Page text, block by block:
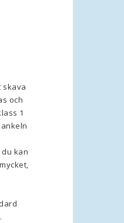
skava
och
1
kan